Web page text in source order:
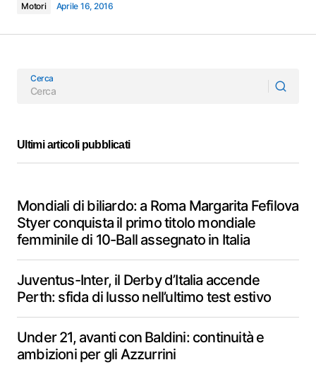
Motori Aprile 16, 2016
Cerca
Ultimi articoli pubblicati
Mondiali di biliardo: a Roma Margarita Fefilova
Styer conquista il primo titolo mondiale
femminile di 10-Ball assegnato in Italia
Juventus-Inter, il Derby d’Italia accende
Perth: sfida di lusso nell’ultimo test estivo
Under 21, avanti con Baldini: continuità e
ambizioni per gli Azzurrini